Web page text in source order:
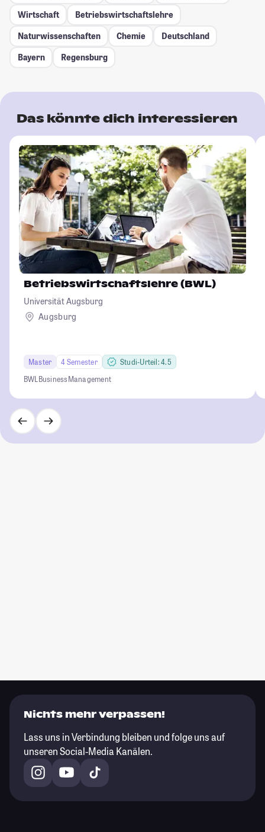
Wirtschaft
Betriebswirtschaftslehre
Naturwissenschaften
Chemie
Deutschland
Bayern
Regensburg
Das könnte dich interessieren
Betriebswirtschaftslehre (BWL)
Universität Augsburg
Augsburg
Master 4 Semester
Studi-Urteil: 4.5
BWL BusinessManagement
Nichts mehr verpassen!
Lass uns in Verbindung bleiben und folge uns auf
unseren Social-Media Kanälen.